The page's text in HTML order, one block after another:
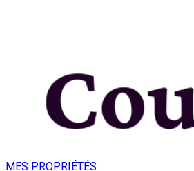
MES PROPRIÉTÉS